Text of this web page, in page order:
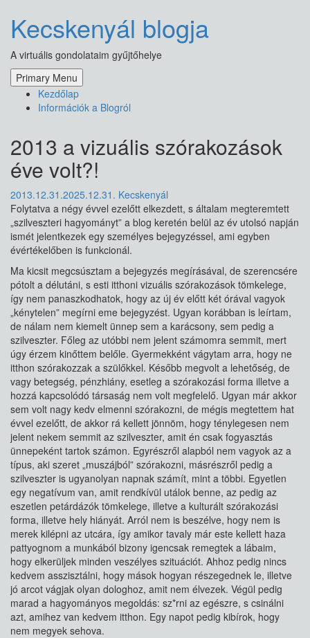
content
Kecskenyál blogja
A virtuális gondolataim gyűjtőhelye
Primary Menu
Kezdőlap
Információk a Blogról
2013 a vizuális szórakozások
éve volt?!
2013.12.31.2025.12.31. Kecskenyál
Folytatva a négy évvel ezelőtt elkezdett, s általam megteremtett
„szilveszteri hagyományt” a blog keretén belül az év utolsó napján
ismét jelentkezek egy személyes bejegyzéssel, ami egyben
évértékelőben is funkcionál.
Ma kicsit megcsúsztam a bejegyzés megírásával, de szerencsére
pótolt a délutáni, s esti itthoni vizuális szórakozások tömkelege,
így nem panaszkodhatok, hogy az új év előtt két órával vagyok
„kénytelen” megírni eme bejegyzést. Ugyan korábban is leírtam,
de nálam nem kiemelt ünnep sem a karácsony, sem pedig a
szilveszter. Főleg az utóbbi nem jelent számomra semmit, mert
úgy érzem kinőttem belőle. Gyermekként vágytam arra, hogy ne
itthon szórakozzak a szülőkkel. Később megvolt a lehetőség, de
vagy betegség, pénzhiány, esetleg a szórakozási forma illetve a
hozzá kapcsolódó társaság nem volt megfelelő. Ugyan már akkor
sem volt nagy kedv elmenni szórakozni, de mégis megtettem hat
évvel ezelőtt, de akkor rá kellett jönnöm, hogy ténylegesen nem
jelent nekem semmit az szilveszter, amit én csak fogyasztás
ünnepeként tartok számon. Egyrészről alapból nem vagyok az a
típus, aki szeret „muszájból” szórakozni, másrészről pedig a
szilveszter is ugyanolyan napnak számít, mint a többi. Egyetlen
egy negatívum van, amit rendkívül utálok benne, az pedig az
eszetlen petárdázók tömkelege, illetve a kulturált szórakozási
forma, illetve hely hiányát. Arról nem is beszélve, hogy nem is
merek kilépni az utcára, így amikor tavaly már este kellett haza
pattyognom a munkából bizony igencsak remegtek a lábaim,
hogy elkerüljek minden veszélyes szituációt. Ahhoz pedig nincs
kedvem asszisztálni, hogy mások hogyan részegednek le, illetve
jó arcot vágjak olyan dologhoz, amit nem élvezek. Végül pedig
marad a hagyományos megoldás: sz*rni az egészre, s csinálni
azt, amihez van kedvem itthon. Egy napot pedig kibírok, hogy
nem megyek sehova.